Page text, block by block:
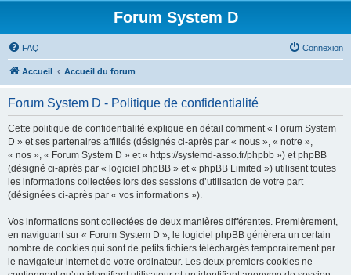
Forum System D
FAQ Connexion
Accueil Accueil du forum
Forum System D - Politique de confidentialité
Cette politique de confidentialité explique en détail comment « Forum System
D » et ses partenaires affiliés (désignés ci-après par « nous », « notre »,
« nos », « Forum System D » et « https://systemd-asso.fr/phpbb ») et phpBB
(désigné ci-après par « logiciel phpBB » et « phpBB Limited ») utilisent toutes
les informations collectées lors des sessions d’utilisation de votre part
(désignées ci-après par « vos informations »).
Vos informations sont collectées de deux manières différentes. Premièrement,
en naviguant sur « Forum System D », le logiciel phpBB génèrera un certain
nombre de cookies qui sont de petits fichiers téléchargés temporairement par
le navigateur internet de votre ordinateur. Les deux premiers cookies ne